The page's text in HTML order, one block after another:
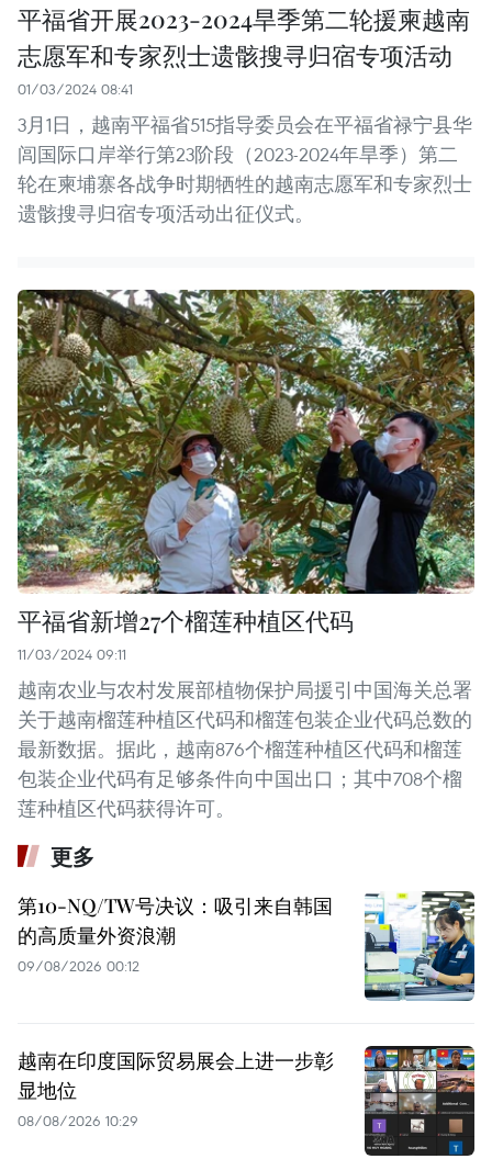
平福省开展2023-2024旱季第二轮援柬越南
志愿军和专家烈士遗骸搜寻归宿专项活动
01/03/2024 08:41
3月1日，越南平福省515指导委员会在平福省禄宁县华
闾国际口岸举行第23阶段（2023-2024年旱季）第二
轮在柬埔寨各战争时期牺牲的越南志愿军和专家烈士
遗骸搜寻归宿专项活动出征仪式。
平福省新增27个榴莲种植区代码
11/03/2024 09:11
越南农业与农村发展部植物保护局援引中国海关总署
关于越南榴莲种植区代码和榴莲包装企业代码总数的
最新数据。据此，越南876个榴莲种植区代码和榴莲
包装企业代码有足够条件向中国出口；其中708个榴
莲种植区代码获得许可。
更多
第10-NQ/TW号决议：吸引来自韩国
的高质量外资浪潮
09/08/2026 00:12
越南在印度国际贸易展会上进一步彰
显地位
08/08/2026 10:29